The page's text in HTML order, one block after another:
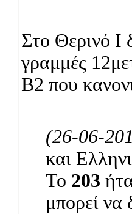
Στο Θερινό Ι
γραμμές
Β2 που
(26-06-
και
Το 203
μπορεί να